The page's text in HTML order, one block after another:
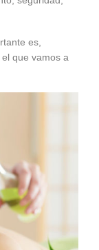
es,
que vamos a